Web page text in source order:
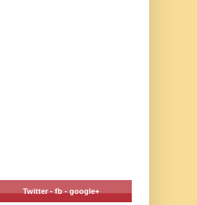
Twitter - fb - google+